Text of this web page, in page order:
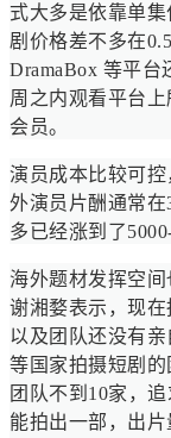
式大多是依靠单
剧价格差不多在
DramaBox 等平台
周之内观看平台
会员。
演员成本比较可
外演员片酬通常在
多已经涨到了
海外题材发挥空间
谢湘婺表示，现
以及团队还没有
等国家拍摄短剧
团队不到10家，
能拍出一部，出